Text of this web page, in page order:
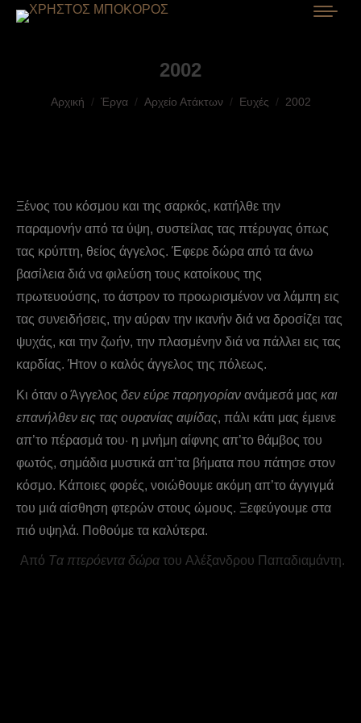
2002
You are here:
Αρχική Έργα Αρχείο Ατάκτων Ευχές 2002
Ξένος του κόσμου και της σαρκός, κατήλθε την
παραμονήν από τα ύψη, συστείλας τας πτέρυγας όπως
τας κρύπτη, θείος άγγελος. Έφερε δώρα από τα άνω
βασίλεια διά να φιλεύση τους κατοίκους της
πρωτευούσης, το άστρον το προωρισμένον να λάμπη εις
τας συνειδήσεις, την αύραν την ικανήν διά να δροσίζει τας
ψυχάς, και την ζωήν, την πλασμένην διά να πάλλει εις τας
καρδίας. Ήτον ο καλός άγγελος της πόλεως.
Kι όταν ο Άγγελος δεν εύρε παρηγορίαν ανάμεσά μας και
επανήλθεν εις τας ουρανίας αψίδας, πάλι κάτι μας έμεινε
απ’το πέρασμά του· η μνήμη αίφνης απ’το θάμβος του
φωτός, σημάδια μυστικά απ’τα βήματα που πάτησε στον
κόσμο. Kάποιες φορές, νοιώθουμε ακόμη απ’το άγγιγμά
του μιά αίσθηση φτερών στους ώμους. Ξεφεύγουμε στα
πιό υψηλά. Ποθούμε τα καλύτερα.
Aπό Tα πτερόεντα δώρα του Aλέξανδρου Παπαδιαμάντη.